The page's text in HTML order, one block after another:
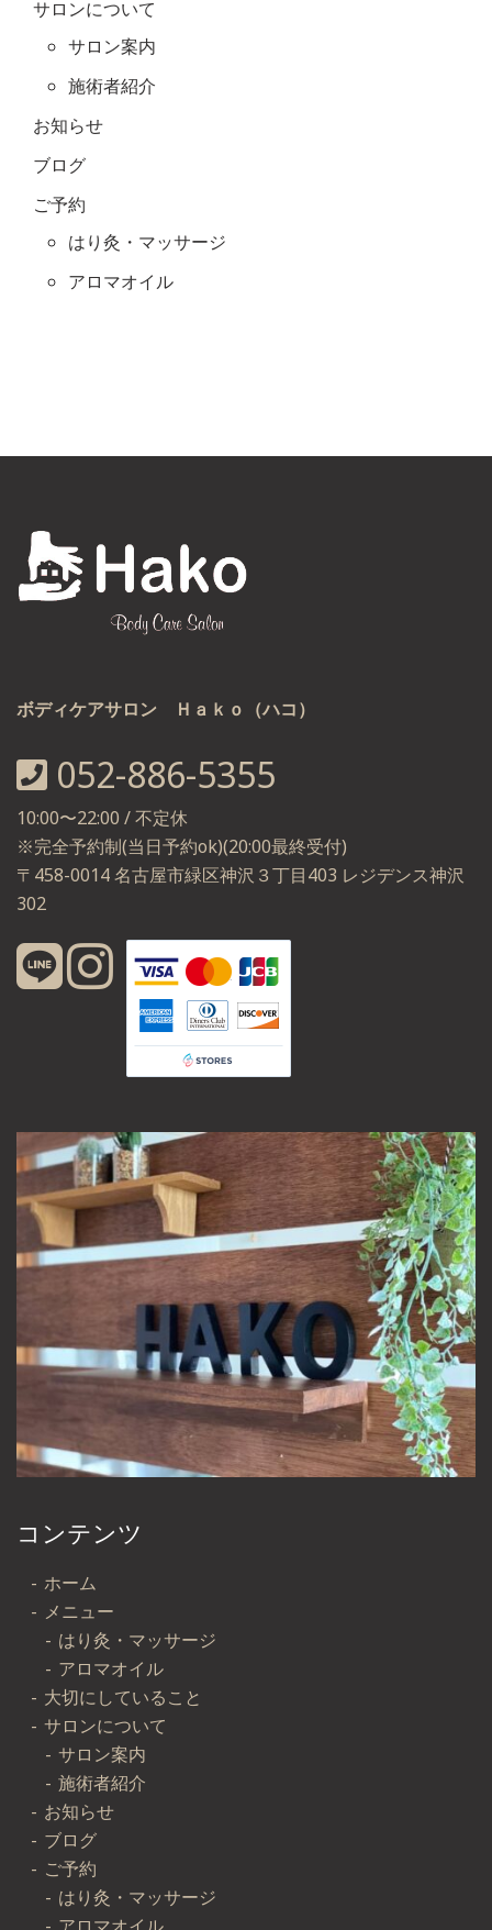
サロンについて
サロン案内
施術者紹介
お知らせ
ブログ
ご予約
はり灸・マッサージ
アロマオイル
ボディケアサロン Ｈａｋｏ（ハコ）
052-886-5355
10:00〜22:00 / 不定休
※完全予約制(当日予約ok)(20:00最終受付)
〒458-0014 名古屋市緑区神沢３丁目403 レジデンス神沢
302
コンテンツ
ホーム
メニュー
はり灸・マッサージ
アロマオイル
大切にしていること
サロンについて
サロン案内
施術者紹介
お知らせ
ブログ
ご予約
はり灸・マッサージ